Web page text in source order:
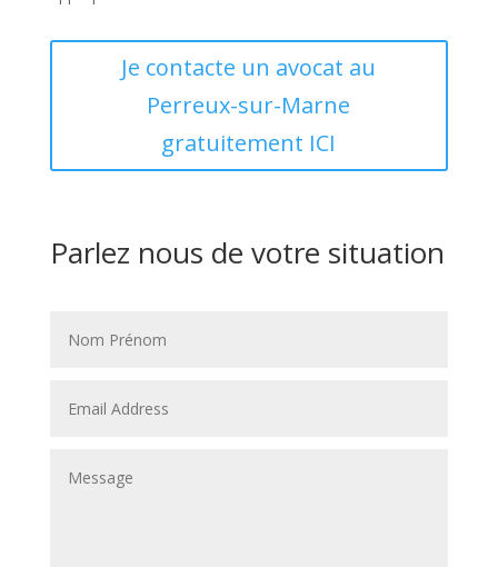
Je contacte un avocat au
Perreux-sur-Marne
gratuitement ICI
Parlez nous de votre situation